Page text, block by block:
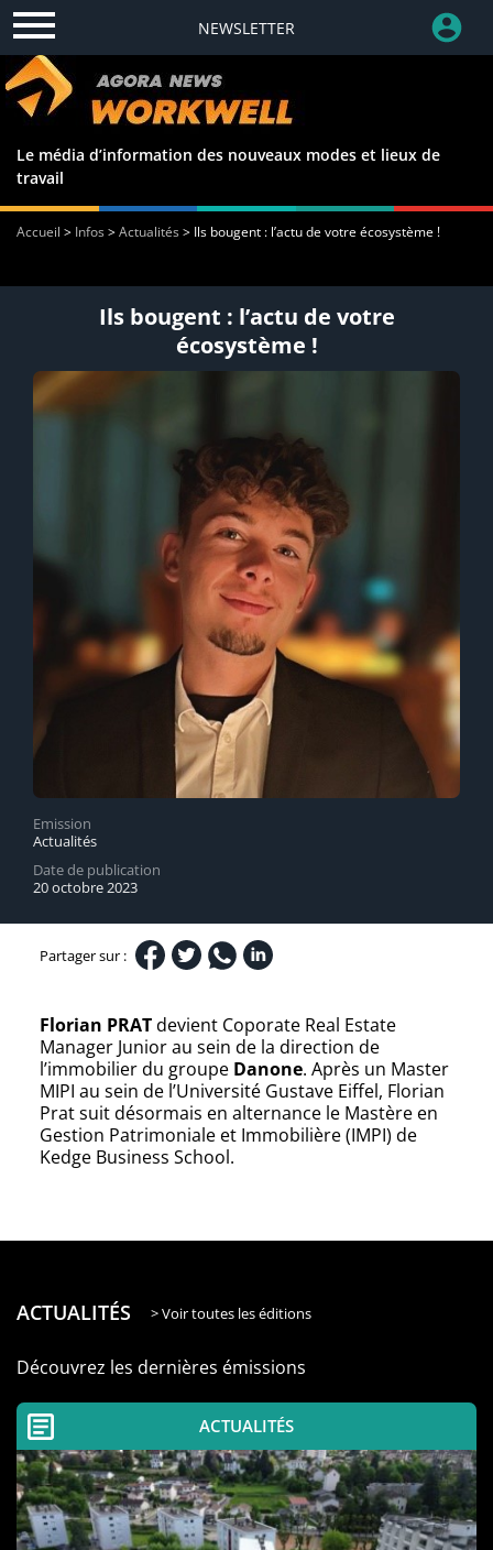
NEWSLETTER
Le média d’information des nouveaux modes et lieux de
travail
Accueil > Infos>Actualités> Ils bougent : l’actu de votre écosystème !
Ils bougent : l’actu de votre
écosystème !
Emission
Actualités
Date de publication
20 octobre 2023
Partager sur :
Florian PRATdevient Coporate Real Estate
Manager Junior au sein de la direction de
l’immobilier du groupe Danone. Après un Master
MIPI au sein de l’Université Gustave Eiffel, Florian
Prat suit désormais en alternance le Mastère en
Gestion Patrimoniale et Immobilière (IMPI) de
Kedge Business School.
ACTUALITÉS > Voir toutes les éditions
Découvrez les dernières émissions
ACTUALITÉS